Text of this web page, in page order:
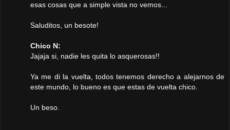
esas cosas que a simple vista no vemos...
Saluditos, un besote!
Chico N:
Jajaja si, nadie les quita lo asquerosas!!
Ya me di la vuelta, todos tenemos derecho a alejarnos de
este mundo, lo bueno es que estas de vuelta chico.
Un beso.